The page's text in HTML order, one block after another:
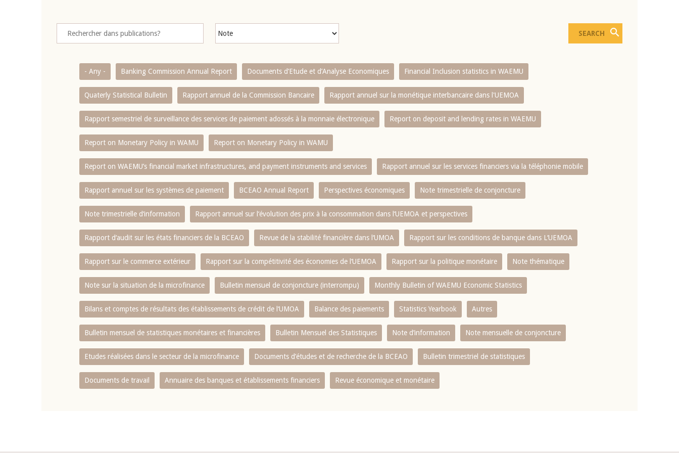
- Any - Banking Commission Annual Report Documents d’Etude et d’Analyse Economiques Financial Inclusion statistics in WAEMU
Quaterly Statistical Bulletin Rapport annuel de la Commission Bancaire Rapport annuel sur la monétique interbancaire dans l'UEMOA
Rapport semestriel de surveillance des services de paiement adossés à la monnaie électronique Report on deposit and lending rates in WAEMU
Report on Monetary Policy in WAMU Report on Monetary Policy in WAMU
Report on WAEMU’s financial market infrastructures, and payment instruments and services Rapport annuel sur les services financiers via la téléphonie mobile
Rapport annuel sur les systèmes de paiement BCEAO Annual Report Perspectives économiques Note trimestrielle de conjoncture
Note trimestrielle d‘information Rapport annuel sur l‘évolution des prix à la consommation dans l‘UEMOA et perspectives
Rapport d‘audit sur les états financiers de la BCEAO Revue de la stabilité financière dans l‘UMOA Rapport sur les conditions de banque dans L‘UEMOA
Rapport sur le commerce extérieur Rapport sur la compétitivité des économies de l‘UEMOA Rapport sur la politique monétaire Note thématique
Note sur la situation de la microfinance Bulletin mensuel de conjoncture (interrompu) Monthly Bulletin of WAEMU Economic Statistics
Bilans et comptes de résultats des établissements de crédit de l‘UMOA Balance des paiements Statistics Yearbook Autres
Bulletin mensuel de statistiques monétaires et financières Bulletin Mensuel des Statistiques Note d’information Note mensuelle de conjoncture
Etudes réalisées dans le secteur de la microfinance Documents d’études et de recherche de la BCEAO Bulletin trimestriel de statistiques
Documents de travail Annuaire des banques et établissements financiers Revue économique et monétaire